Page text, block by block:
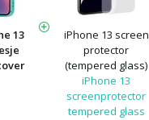
13
iPhone 13 screen
protector
(tempered glass)
iPhone 13
screenprotector
tempered glass